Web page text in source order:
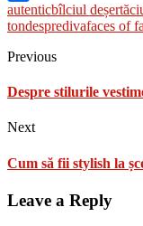
Share
autenticbîlciul
tondespredivafaces of
Previous
Despre stilurile
Next
Cum să fii stylish la
Leave a Reply